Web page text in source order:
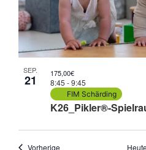
SEP.
21
K26_Pikler®-
8:45 -9:45
FIM Schärding
175,00€
VorherigeVeranstaltungen Heute